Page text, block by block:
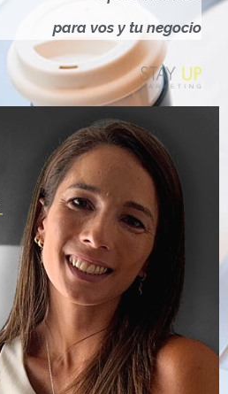
Ó
N
para vos y tu negocio